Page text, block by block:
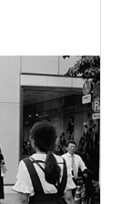
出港する船